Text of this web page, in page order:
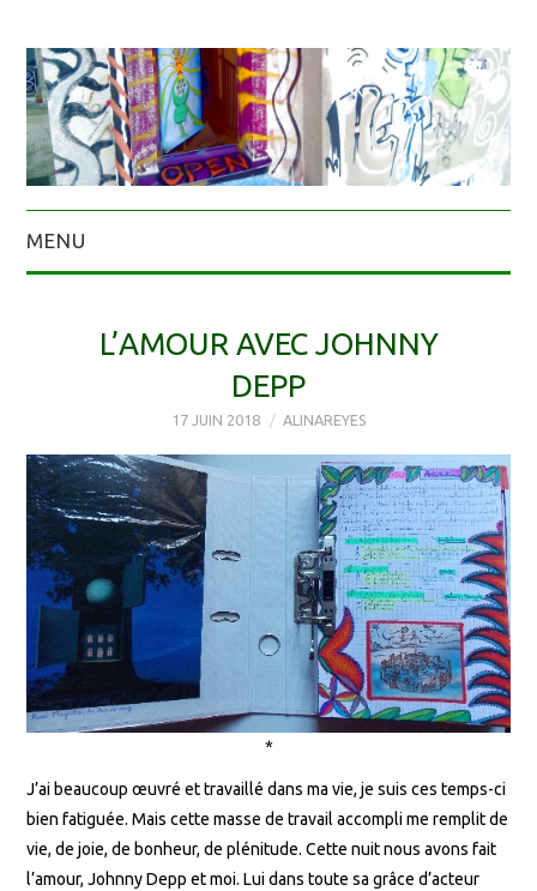
MENU
L’AMOUR AVEC JOHNNY
DEPP
17 JUIN 2018 ALINAREYES
*
J’ai beaucoup œuvré et travaillé dans ma vie, je suis ces temps-ci
bien fatiguée. Mais cette masse de travail accompli me remplit de
vie, de joie, de bonheur, de plénitude. Cette nuit nous avons fait
l’amour, Johnny Depp et moi. Lui dans toute sa grâce d’acteur